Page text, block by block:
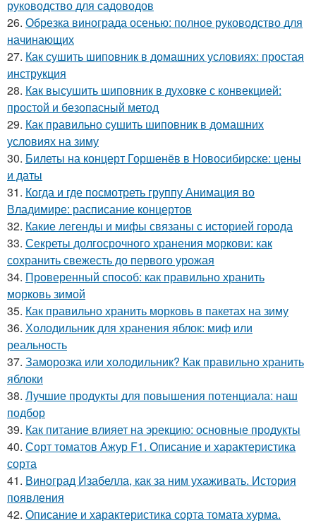
руководство для садоводов
26. Обрезка винограда осенью: полное руководство для
начинающих
27. Как сушить шиповник в домашних условиях: простая
инструкция
28. Как высушить шиповник в духовке с конвекцией:
простой и безопасный метод
29. Как правильно сушить шиповник в домашних
условиях на зиму
30. Билеты на концерт Горшенёв в Новосибирске: цены
и даты
31. Когда и где посмотреть группу Анимация во
Владимире: расписание концертов
32. Какие легенды и мифы связаны с историей города
33. Секреты долгосрочного хранения моркови: как
сохранить свежесть до первого урожая
34. Проверенный способ: как правильно хранить
морковь зимой
35. Как правильно хранить морковь в пакетах на зиму
36. Холодильник для хранения яблок: миф или
реальность
37. Заморозка или холодильник? Как правильно хранить
яблоки
38. Лучшие продукты для повышения потенциала: наш
подбор
39. Как питание влияет на эрекцию: основные продукты
40. Сорт томатов Ажур F1. Описание и характеристика
сорта
41. Виноград Изабелла, как за ним ухаживать. История
появления
42. Описание и характеристика сорта томата хурма.